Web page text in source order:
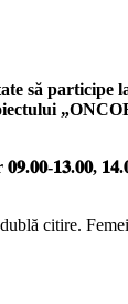
să participe
𝟏𝟑.𝟎𝟎,
citire.